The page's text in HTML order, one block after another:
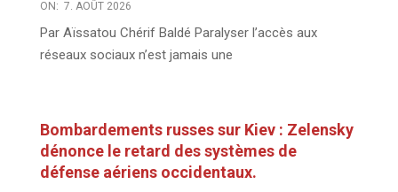
ON: 7. AOÛT 2026
Par Aïssatou Chérif Baldé Paralyser l’accès aux
réseaux sociaux n’est jamais une
Bombardements russes sur Kiev : Zelensky
dénonce le retard des systèmes de
défense aériens occidentaux.